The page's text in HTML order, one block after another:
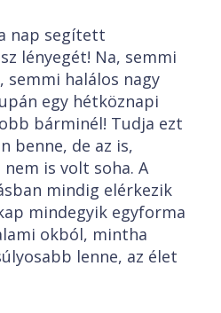
nap segített
lényegét! Na, semmi
halálos nagy
egy hétköznapi
bárminél! Tudja ezt
benne, de az is,
is volt soha. A
mindig elérkezik
mindegyik egyforma
okból, mintha
lenne, az élet